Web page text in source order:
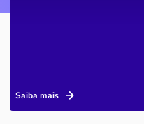
Saiba mais